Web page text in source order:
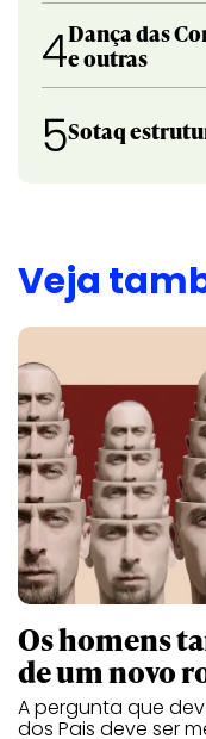
4Dança das
e outras
5Sotaq
Veja
Os homens
de um novo
A pergunta que
dos Pais deve ser